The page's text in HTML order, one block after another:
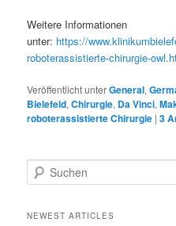
Weitere Informationen
unter: https://
roboterassistierte-chirurgie-
Veröffentlicht unterGeneral,
Bielefeld,Chirurgie, Da Vinci,
roboterassistierte Chirurgie |3
u
h
NEWEST ARTICLES